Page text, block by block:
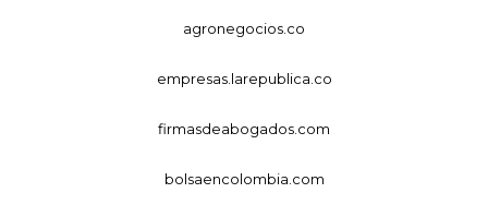
agronegocios.co
empresas.larepublica.co
firmasdeabogados.com
bolsaencolombia.com